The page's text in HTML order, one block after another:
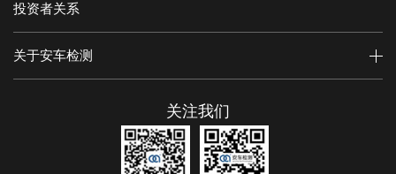
投资者关系
关于安车检测
关注我们